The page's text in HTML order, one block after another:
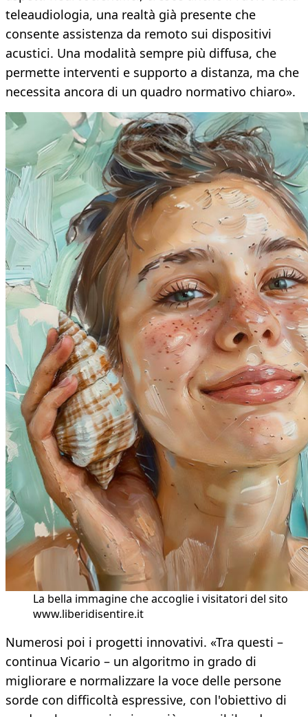
teleaudiologia, una realtà già presente che
consente assistenza da remoto sui dispositivi
acustici. Una modalità sempre più diffusa, che
permette interventi e supporto a distanza, ma che
necessita ancora di un quadro normativo chiaro».
La bella immagine che accoglie i visitatori del sito
www.liberidisentire.it
Numerosi poi i progetti innovativi. «Tra questi –
continua Vicario – un algoritmo in grado di
migliorare e normalizzare la voce delle persone
sorde con difficoltà espressive, con l'obiettivo di